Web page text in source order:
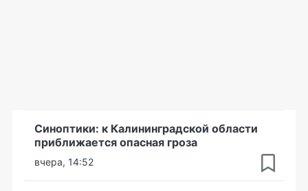
Синоптики: к Калининградской области
приближается опасная гроза
вчера, 14:52